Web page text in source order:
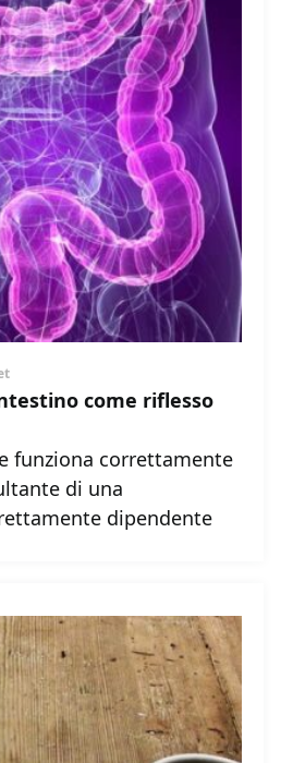
come riflesso
funziona correttamente
di una
dipendente